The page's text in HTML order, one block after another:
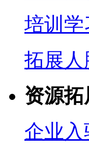
培训学
拓展人
资源拓
企业入